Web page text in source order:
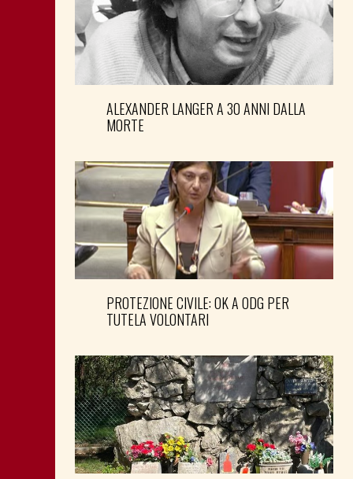
ALEXANDER LANGER A 30 ANNI DALLA
MORTE
PROTEZIONE CIVILE: OK A ODG PER
TUTELA VOLONTARI